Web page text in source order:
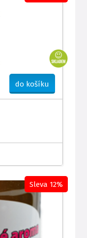
do košíku
Sleva 12%